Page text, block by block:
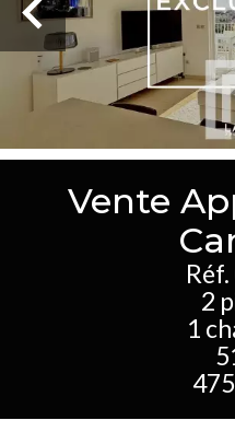
Vente
2
1